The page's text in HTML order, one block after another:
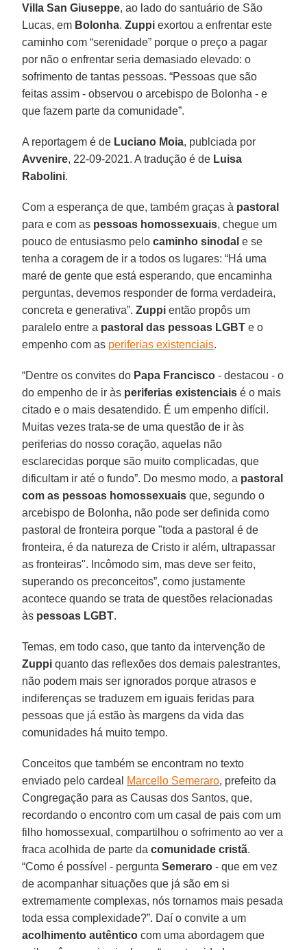
Villa San Giuseppe, ao lado do santuário de São
Lucas, em Bolonha.Zuppi exortou a enfrentar este
caminho com “serenidade” porque o preço a pagar
por não o enfrentar seria demasiado elevado: o
sofrimento de tantas pessoas. “Pessoas que são
feitas assim - observou o arcebispo de Bolonha - e
que fazem parte da comunidade”.
A reportagem é de Luciano Moia, publciada por
Avvenire, 22-09-2021. A tradução é de Luisa
Rabolini.
Com a esperança de que, também graças à pastoral
para e com as pessoas homossexuais, chegue um
pouco de entusiasmo pelocaminho sinodal e se
tenha a coragem de ir a todos os lugares: “Há uma
maré de gente que está esperando, que encaminha
perguntas, devemos responder de forma verdadeira,
concreta e generativa”.Zuppi então propôs um
paralelo entre a pastoral das pessoas LGBT e o
empenho com as periferias existenciais.
“Dentre os convites do Papa Francisco - destacou - o
do empenho de ir às periferias existenciais é o mais
citado e o mais desatendido. É um empenho difícil.
Muitas vezes trata-se de uma questão de ir às
periferias do nosso coração, aquelas não
esclarecidas porque são muito complicadas, que
dificultam ir até o fundo”. Do mesmo modo, a pastoral
com as pessoas homossexuais que, segundo o
arcebispo de Bolonha, não pode ser definida como
pastoral de fronteira porque "toda a pastoral é de
fronteira, é da natureza de Cristo ir além, ultrapassar
as fronteiras". Incômodo sim, mas deve ser feito,
superando os preconceitos”, como justamente
acontece quando se trata de questões relacionadas
às pessoas LGBT.
Temas, em todo caso, que tanto da intervenção de
Zuppi quanto das reflexões dos demais palestrantes,
não podem mais ser ignorados porque atrasos e
indiferenças se traduzem em iguais feridas para
pessoas que já estão às margens da vida das
comunidades há muito tempo.
Conceitos que também se encontram no texto
enviado pelo cardeal Marcello Semeraro, prefeito da
Congregação para as Causas dos Santos, que,
recordando o encontro com um casal de pais com um
filho homossexual, compartilhou o sofrimento ao ver a
fraca acolhida de parte dacomunidade cristã.
“Como é possível - perguntaSemeraro - que em vez
de acompanhar situações que já são em si
extremamente complexas, nós tornamos mais pesada
toda essa complexidade?”. Daí o convite a um
acolhimento autêntico com uma abordagem que